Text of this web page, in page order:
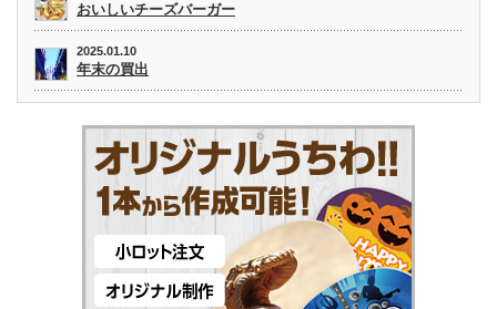
おいしいチーズバーガー
2025.01.10
年末の買出